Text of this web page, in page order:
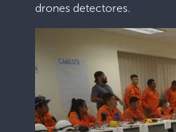
drones detectores.